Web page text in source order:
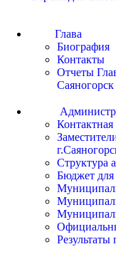
Глава
Биография
Контакты
Отчеты
Саяногорск
Структура
Бюджет для
Результаты